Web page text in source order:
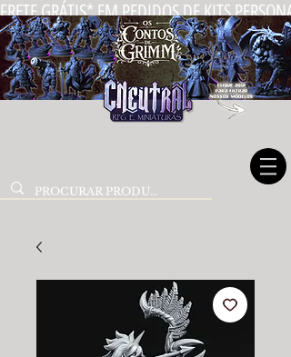
FRETE GRÁTIS* EM PEDIDOS DE KITS